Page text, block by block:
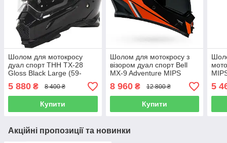
Шолом для мотокросу
дуал спорт THH TX-28
Gloss Black Large (59-
60см)
5 880 ₴ 8 400 ₴
Купити
Шолом для мотокросу з
візором дуал спорт Bell
MX-9 Adventure MIPS
Alpine Black/Orange -
Large (59-60см)
8 960₴ 12 800 ₴
Купити
(61-
5
Акційні пропозиції та новинки